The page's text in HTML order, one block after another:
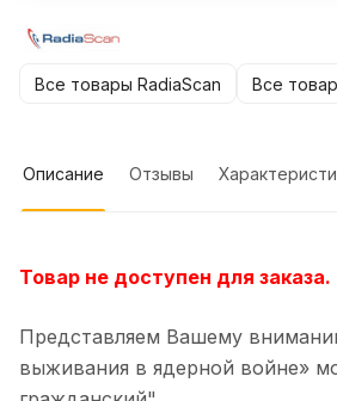
Все товары RadiaScan Все
Описание Отзывы
Товар не доступен для заказа.
Представляем Вашему
выживания в ядерной войне»